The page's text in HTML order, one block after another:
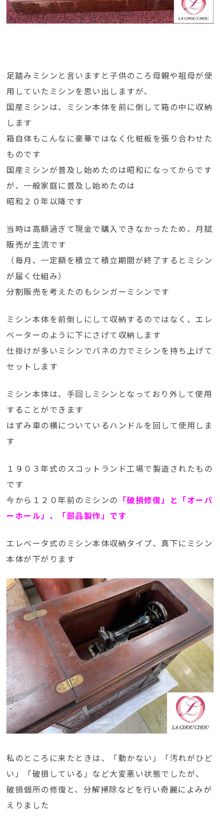
足踏みミシンと言いますと子供のころ母親や祖母が使
用していたミシンを思い出しますが、
国産ミシンは、ミシン本体を前に倒して箱の中に収納
します
箱自体もこんなに豪華ではなく化粧板を張り合わせた
ものです
国産ミシンが普及し始めたのは昭和になってからです
が、一般家庭に普及し始めたのは
昭和２０年以降です
当時は高額過ぎて現金で購入できなかったため、月賦
販売が主流です
（毎月、一定額を積立て積立期間が終了するとミシン
が届く仕組み）
分割販売を考えたのもシンガーミシンです
ミシン本体を前倒しにして収納するのではなく、エレ
ベーターのように下にさげて収納します
仕掛けが多いミシンでバネの力でミシンを持ち上げて
セットします
ミシン本体は、手回しミシンとなっており外して使用
することができます
はずみ車の横についているハンドルを回して使用しま
す
１９０３年式のスコットランド工場で製造されたもの
です
今から１２０年前のミシンの 「破損修復」と「オーバ
ーホール」、「部品製作」です
エレベータ式のミシン本体収納タイプ、真下にミシン
本体が下がります
私のところに来たときは、「動かない」「汚れがひど
い」「破損している」など大変悪い状態でしたが、
破損個所の修復と、分解掃除などを行い奇麗によみが
えりました